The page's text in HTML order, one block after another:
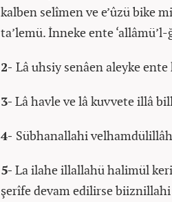
kalben selîmen ve e’ûzü bike
ta’lemü. İnneke ente ‘allâmü’l-
2- Lâ uhsiy senâen aleyke
3- Lâ havle ve lâ kuvvete illâ
4- Sübhanallahi
5- La ilahe illallahü halimül
şerîfe devam edilirse